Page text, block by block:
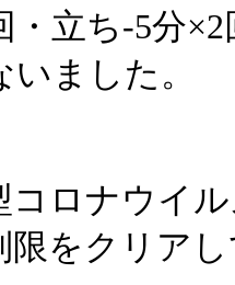
・立ち-5分
ました。
ロナウイ
限をクリア